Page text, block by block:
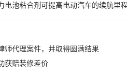
电池粘合剂可提高电动汽车的续航里
师代理案件，并取得圆满结果
获赔装修差价